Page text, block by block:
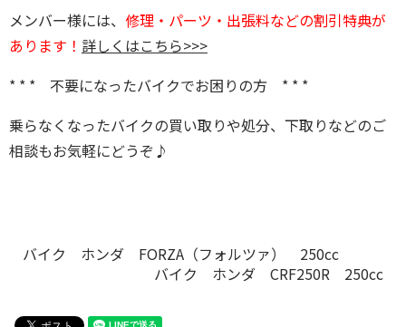
メンバー様には、 修理・パーツ・出張料などの割引特典が
あります！ 詳しくはこちら>>>
* * * 不要になったバイクでお困りの方 * * *
乗らなくなったバイクの買い取りや処分、下取りなどのご
相談もお気軽にどうぞ♪
バイク ホンダ FORZA（フォルツァ） 250cc
バイク ホンダ CRF250R 250cc